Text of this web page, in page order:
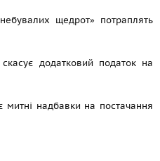
щедрот» потраплять
додатковий податок на
митні надбавки на постачання